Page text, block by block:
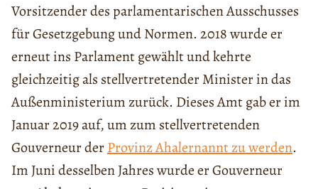
Vorsitzender des parlamentarischen Ausschusses
für Gesetzgebung und Normen. 2018 wurde er
erneut ins Parlament gewählt und kehrte
gleichzeitig als stellvertretender Minister in das
Außenministerium zurück. Dieses Amt gab er im
Januar 2019 auf, um zum stellvertretenden
Gouverneur derProvinz Ahalernannt zu werden.
Im Juni desselben Jahres wurde er Gouverneur